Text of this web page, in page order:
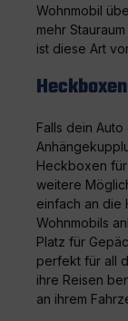
Wohnmobil
mehr
ist diese Art
Falls dein
Heckboxen
weitere
einfach an die
Wohnmobils
Platz für
perfekt für all
ihre Reisen
an ihrem